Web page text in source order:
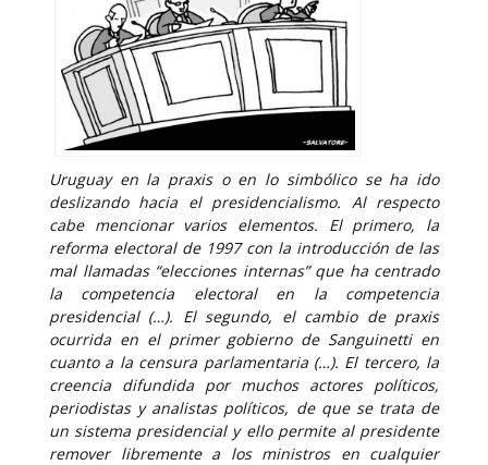
Uruguay en la praxis o en lo simbólico se ha ido
deslizando hacia el presidencialismo. Al respecto
cabe mencionar varios elementos. El primero, la
reforma electoral de 1997 con la introducción de las
mal llamadas “elecciones internas” que ha centrado
la competencia electoral en la competencia
presidencial (…). El segundo, el cambio de praxis
ocurrida en el primer gobierno de Sanguinetti en
cuanto a la censura parlamentaria (…). El tercero, la
creencia difundida por muchos actores políticos,
periodistas y analistas políticos, de que se trata de
un sistema presidencial y ello permite al presidente
remover libremente a los ministros en cualquier